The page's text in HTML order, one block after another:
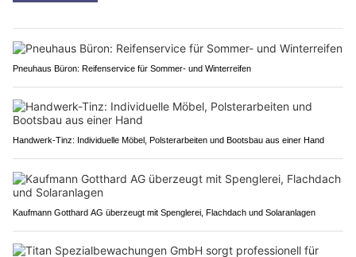
Pneuhaus Büron: Reifenservice für Sommer- und Winterreifen
Handwerk-Tinz: Individuelle Möbel, Polsterarbeiten und Bootsbau aus einer Hand
Kaufmann Gotthard AG überzeugt mit Spenglerei, Flachdach und Solaranlagen